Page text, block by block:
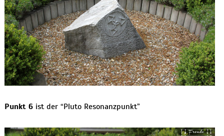
Punkt 6ist der “Pluto Resonanzpunkt”